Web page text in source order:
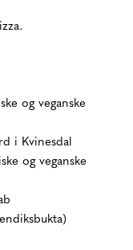
og veganske
i Kvinesdal
og veganske